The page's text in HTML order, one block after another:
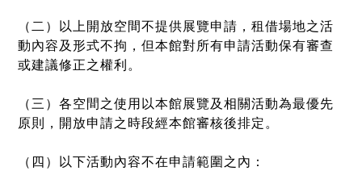
（二）以上開放空間不提供展覽申請，租借場地之活
動內容及形式不拘，但本館對所有申請活動保有審查
或建議修正之權利。
（三）各空間之使用以本館展覽及相關活動為最優先
原則，開放申請之時段經本館審核後排定。
（四）以下活動內容不在申請範圍之內：